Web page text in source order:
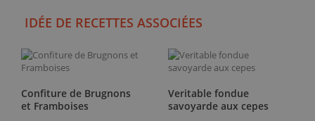
IDÉE DE RECETTES ASSOCIÉES
Confiture de Brugnons
et Framboises
Veritable fondue
savoyarde aux cepes